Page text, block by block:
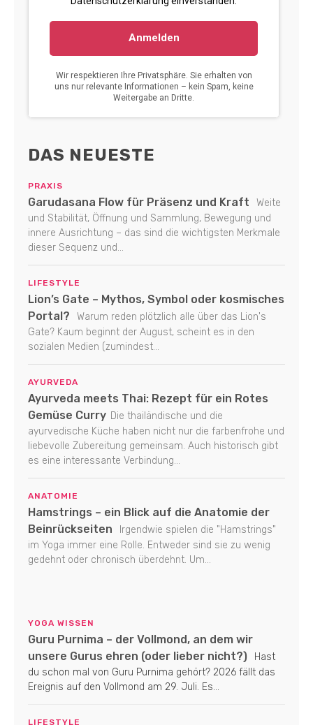
DAS NEUESTE
PRAXIS
Garudasana Flow für Präsenz und Kraft
Weite
und Stabilität, Öffnung und Sammlung, Bewegung und
innere Ausrichtung – das sind die wichtigsten Merkmale
dieser Sequenz und...
LIFESTYLE
Lion’s Gate – Mythos, Symbol oder kosmisches
Portal?
Warum reden plötzlich alle über das Lion's
Gate? Kaum beginnt der August, scheint es in den
sozialen Medien (zumindest...
AYURVEDA
Ayurveda meets Thai: Rezept für ein Rotes
Gemüse Curry Die thailändische und die
ayurvedische Küche haben nicht nur die farbenfrohe und
liebevolle Zubereitung gemeinsam. Auch historisch gibt
es eine interessante Verbindung...
ANATOMIE
Hamstrings – ein Blick auf die Anatomie der
Beinrückseiten
Irgendwie spielen die "Hamstrings"
im Yoga immer eine Rolle. Entweder sind sie zu wenig
gedehnt oder chronisch überdehnt. Um...
YOGA WISSEN
Guru Purnima – der Vollmond, an dem wir
unsere Gurus ehren (oder lieber nicht?)
Hast
du schon mal von Guru Purnima gehört? 2026 fällt das
Ereignis auf den Vollmond am 29. Juli. Es...
LIFESTYLE